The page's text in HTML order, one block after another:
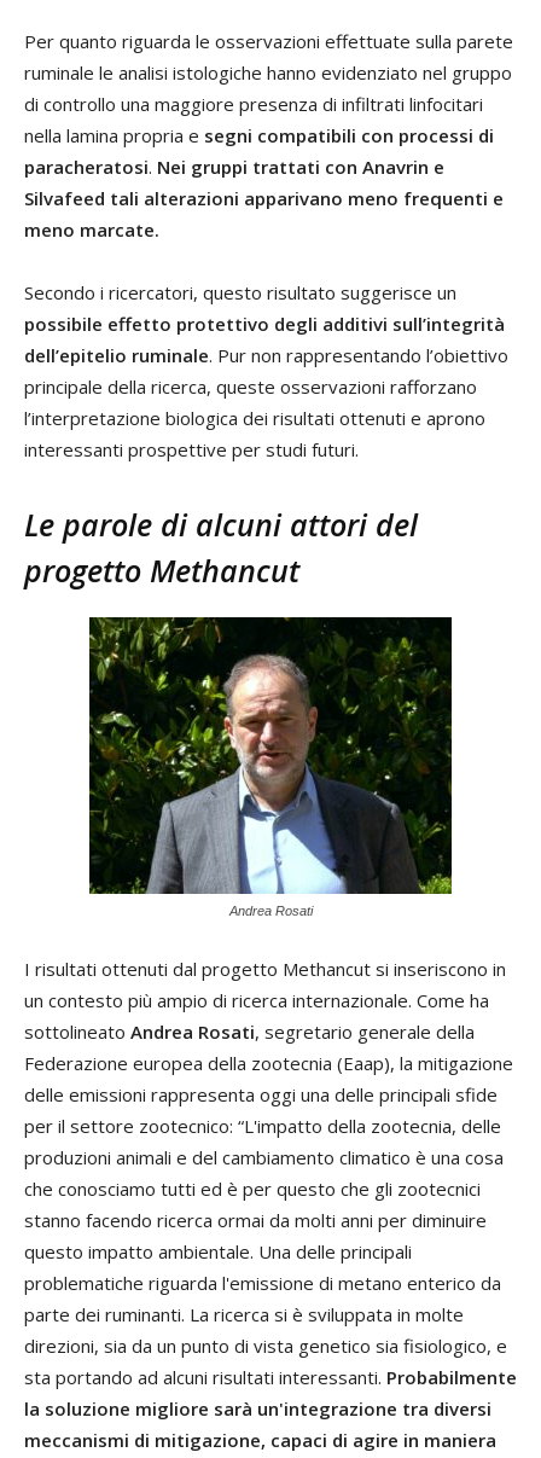
Per quanto riguarda le osservazioni effettuate sulla parete
ruminale le analisi istologiche hanno evidenziato nel gruppo
di controllo una maggiore presenza di infiltrati linfocitari
nella lamina propria e segni compatibili con processi di
paracheratosi. Nei gruppi trattati con Anavrin e
Silvafeed tali alterazioni apparivano meno frequenti e
meno marcate.
Secondo i ricercatori, questo risultato suggerisce un
possibile effetto protettivo degli additivi sull’integrità
dell’epitelio ruminale. Pur non rappresentando l’obiettivo
principale della ricerca, queste osservazioni rafforzano
l’interpretazione biologica dei risultati ottenuti e aprono
interessanti prospettive per studi futuri.
Le parole di alcuni attori del
progetto Methancut
Andrea Rosati
I risultati ottenuti dal progetto Methancut si inseriscono in
un contesto più ampio di ricerca internazionale. Come ha
sottolineato Andrea Rosati, segretario generale della
Federazione europea della zootecnia (Eaap), la mitigazione
delle emissioni rappresenta oggi una delle principali sfide
per il settore zootecnico: “L'impatto della zootecnia, delle
produzioni animali e del cambiamento climatico è una cosa
che conosciamo tutti ed è per questo che gli zootecnici
stanno facendo ricerca ormai da molti anni per diminuire
questo impatto ambientale. Una delle principali
problematiche riguarda l'emissione di metano enterico da
parte dei ruminanti. La ricerca si è sviluppata in molte
direzioni, sia da un punto di vista genetico sia fisiologico, e
sta portando ad alcuni risultati interessanti. Probabilmente
la soluzione migliore sarà un'integrazione tra diversi
meccanismi di mitigazione, capaci di agire in maniera